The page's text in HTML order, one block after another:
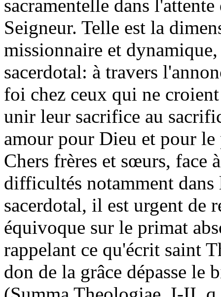
sacramentelle dans
Seigneur. Telle est la
missionnaire et
sacerdotal: à travers
foi chez ceux qui ne
unir leur sacrifice au
amour pour Dieu et pour le
Chers frères et sœurs, face
difficultés notamment
sacerdotal, il est urgent de
équivoque sur le primat
rappelant ce qu'écrit saint
don de la grâce dépasse le